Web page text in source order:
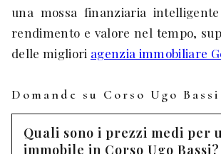
una mossa finanziaria
rendimento e valore nel tempo,
delle migliori agenzia immobiliare
Domande su Corso Ugo Bassi
Quali sono i prezzi medi per
immobile in Corso Ugo Bassi?